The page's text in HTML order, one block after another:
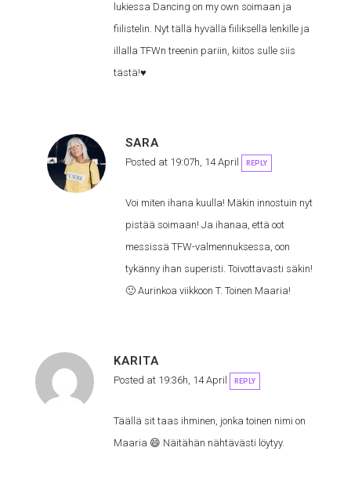
lukiessa Dancing on my own soimaan ja
fiilistelin. Nyt tällä hyvällä fiiliksellä lenkille ja
illalla TFWn treenin pariin, kiitos sulle siis
tästä!♥︎
SARA
Posted at 19:07h, 14 April REPLY
Voi miten ihana kuulla! Mäkin innostuin nyt
pistää soimaan! Ja ihanaa, että oot
messissä TFW-valmennuksessa, oon
tykänny ihan superisti. Toivottavasti säkin!
🙂 Aurinkoa viikkoon T. Toinen Maaria!
KARITA
Posted at 19:36h, 14 April REPLY
Täällä sit taas ihminen, jonka toinen nimi on
Maaria 😄 Näitähän nähtävästi löytyy.